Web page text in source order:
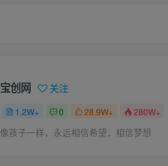
宝创网 关注
1.2W+ 0 28.9W+ 280W+
像孩子一样，永远相信希望，相信梦想